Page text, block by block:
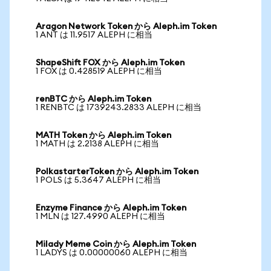
Aragon Network Token から Aleph.im Token
1 ANT は 11.9517 ALEPH に相当
ShapeShift FOX から Aleph.im Token
1 FOX は 0.428519 ALEPH に相当
renBTC から Aleph.im Token
1 RENBTC は 1739243.2833 ALEPH に相当
MATH Token から Aleph.im Token
1 MATH は 2.2138 ALEPH に相当
PolkastarterToken から Aleph.im Token
1 POLS は 5.3647 ALEPH に相当
Enzyme Finance から Aleph.im Token
1 MLN は 127.4990 ALEPH に相当
Milady Meme Coin から Aleph.im Token
1 LADYS は 0.00000060 ALEPH に相当